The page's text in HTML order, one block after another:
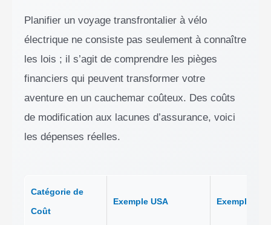
Planifier un voyage transfrontalier à vélo
électrique ne consiste pas seulement à connaître
les lois ; il s’agit de comprendre les pièges
financiers qui peuvent transformer votre
aventure en un cauchemar coûteux. Des coûts
de modification aux lacunes d’assurance, voici
les dépenses réelles.
Catégorie de
Coût
Exemple USA Exemple